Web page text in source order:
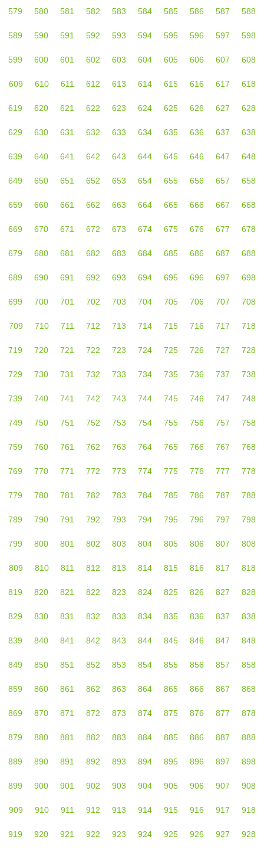
579 580 581 582 583 584 585 586 587 588
589 590 591 592 593 594 595 596 597 598
599 600 601 602 603 604 605 606 607 608
609 610 611 612 613 614 615 616 617 618
619 620 621 622 623 624 625 626 627 628
629 630 631 632 633 634 635 636 637 638
639 640 641 642 643 644 645 646 647 648
649 650 651 652 653 654 655 656 657 658
659 660 661 662 663 664 665 666 667 668
669 670 671 672 673 674 675 676 677 678
679 680 681 682 683 684 685 686 687 688
689 690 691 692 693 694 695 696 697 698
699 700 701 702 703 704 705 706 707 708
709 710 711 712 713 714 715 716 717 718
719 720 721 722 723 724 725 726 727 728
729 730 731 732 733 734 735 736 737 738
739 740 741 742 743 744 745 746 747 748
749 750 751 752 753 754 755 756 757 758
759 760 761 762 763 764 765 766 767 768
769 770 771 772 773 774 775 776 777 778
779 780 781 782 783 784 785 786 787 788
789 790 791 792 793 794 795 796 797 798
799 800 801 802 803 804 805 806 807 808
809 810 811 812 813 814 815 816 817 818
819 820 821 822 823 824 825 826 827 828
829 830 831 832 833 834 835 836 837 838
839 840 841 842 843 844 845 846 847 848
849 850 851 852 853 854 855 856 857 858
859 860 861 862 863 864 865 866 867 868
869 870 871 872 873 874 875 876 877 878
879 880 881 882 883 884 885 886 887 888
889 890 891 892 893 894 895 896 897 898
899 900 901 902 903 904 905 906 907 908
909 910 911 912 913 914 915 916 917 918
919 920 921 922 923 924 925 926 927 928